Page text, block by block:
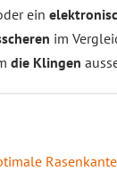
ein
im
die Klingen